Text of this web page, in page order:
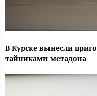
В Курске вынесли
тайниками метадона